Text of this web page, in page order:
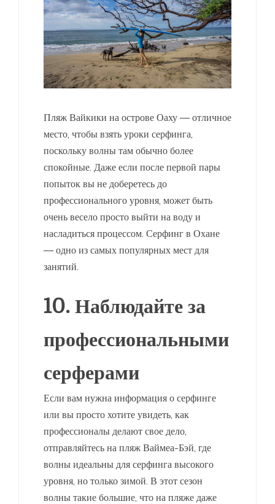
Пляж Вайкики на острове Оаху — отличное
место, чтобы взять уроки серфинга,
поскольку волны там обычно более
спокойные. Даже если после первой пары
попыток вы не доберетесь до
профессионального уровня, может быть
очень весело просто выйти на воду и
насладиться процессом. Серфинг в Охане
— одно из самых популярных мест для
занятий.
10. Наблюдайте за
профессиональными
серферами
Если вам нужна информация о серфинге
или вы просто хотите увидеть, как
профессионалы делают свое дело,
отправляйтесь на пляж Ваймеа-Бэй, где
волны идеальны для серфинга высокого
уровня, но только зимой. В этот сезон
волны такие большие, что на пляже даже